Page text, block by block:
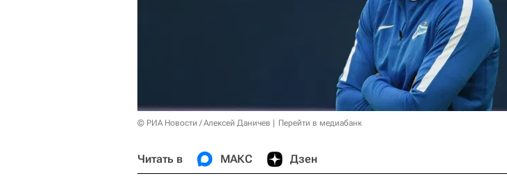
© РИА Новости / Алексей Даничев Перейти в медиабанк
Читать в МАКС Дзен